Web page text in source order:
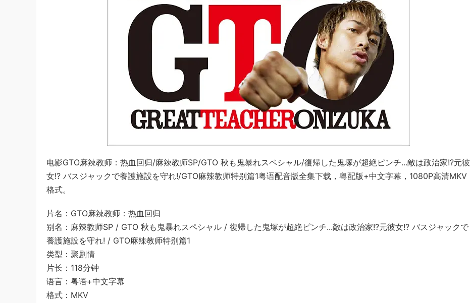
电影GTO麻辣教师：热血回归/麻辣教师SP/GTO 秋も鬼暴れスペシャル/復帰した鬼塚が超絶ピンチ...敵は政治家!?元彼
女!? バスジャックで養護施設を守れ!/GTO麻辣教师特别篇1粤语配音版全集下载，粤配版+中文字幕，1080P高清MKV
格式。
片名：GTO麻辣教师：热血回归
别名：麻辣教师SP / GTO 秋も鬼暴れスペシャル / 復帰した鬼塚が超絶ピンチ...敵は政治家!?元彼女!? バスジャックで
養護施設を守れ! / GTO麻辣教师特别篇1
类型：聚剧情
片长：118分钟
语言：粤语+中文字幕
格式：MKV